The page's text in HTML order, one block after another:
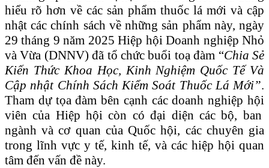
hiểu rõ hơn về các sản phẩm thuốc lá mới và cập
nhật các chính sách về những sản phẩm này, ngày
29 tháng 9 năm 2025 Hiệp hội Doanh nghiệp Nhỏ
và Vừa (DNNV) đã tổ chức buổi toạ đàm “Chia Sẻ
Kiến Thức Khoa Học, Kinh Nghiệm Quốc Tế Và
Cập nhật Chính Sách Kiểm Soát Thuốc Lá Mới”.
Tham dự tọa đàm bên cạnh các doanh nghiệp hội
viên của Hiệp hội còn có đại diện các bộ, ban
ngành và cơ quan của Quốc hội, các chuyên gia
trong lĩnh vực y tế, kinh tế, và các hiệp hội quan
tâm đến vấn đề này.